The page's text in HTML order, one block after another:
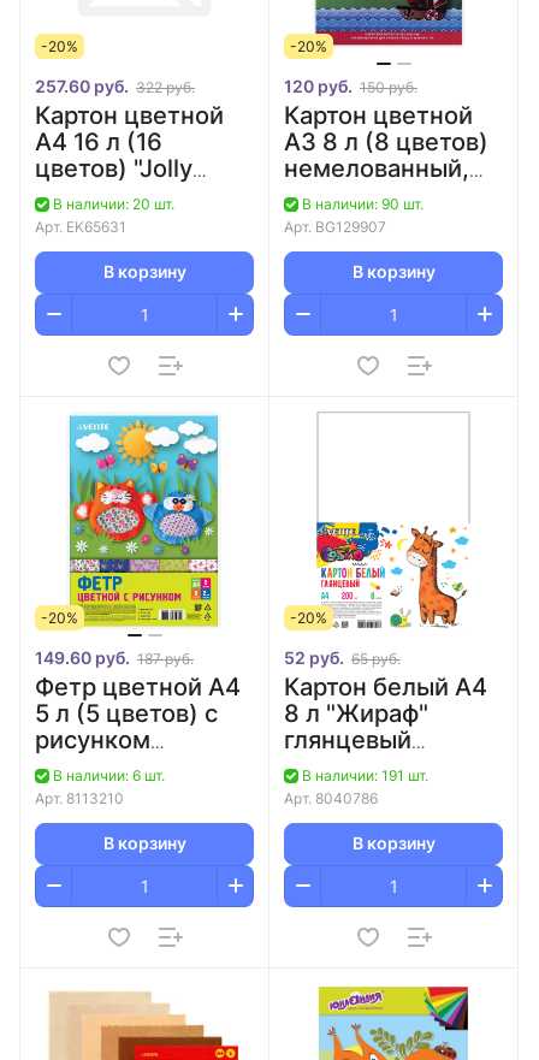
-20%
257.60 руб. 322 руб.
Картон цветной
А4 16 л (16
цветов) "Jolly
Friends/Веселые
друзья"
мелованный
(металлиз.+флюор)/28
В наличии: 20 шт.
Арт. EK65631
В корзину
-20%
120 руб. 150 руб.
Картон цветной
А3 8 л (8 цветов)
немелованный,
односторонний/30
В наличии: 90 шт.
Арт. BG129907
В корзину
-20%
149.60 руб. 187 руб.
Фетр цветной А4
5 л (5 цветов) с
рисунком
"Цветочный
паттерн" 2 мм
deVENTE
В наличии: 6 шт.
Арт. 8113210
В корзину
-20%
52 руб. 65 руб.
Картон белый А4
8 л "Жираф"
глянцевый
мелованный,
односторонний/60
В наличии: 191 шт.
Арт. 8040786
В корзину